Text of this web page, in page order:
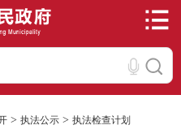
> 执法公示 > 执法检查计划